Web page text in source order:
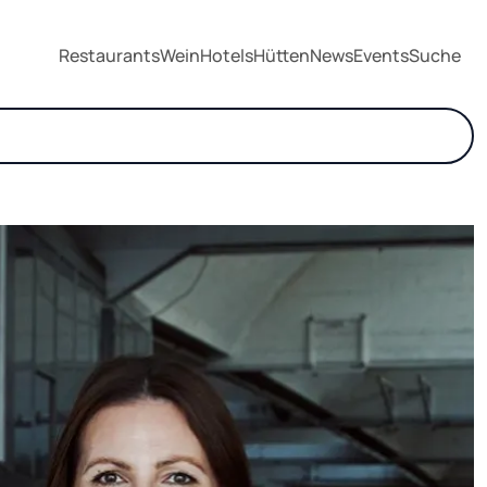
RestaurantsWeinHotelsHüttenNewsEventsSuche